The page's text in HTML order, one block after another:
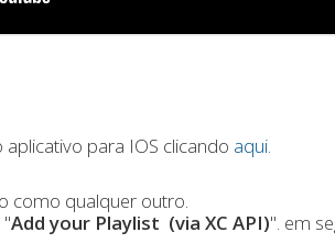
para IOS clicando aqui.
como qualquer outro.
Add your Playlist (via XC API)". em